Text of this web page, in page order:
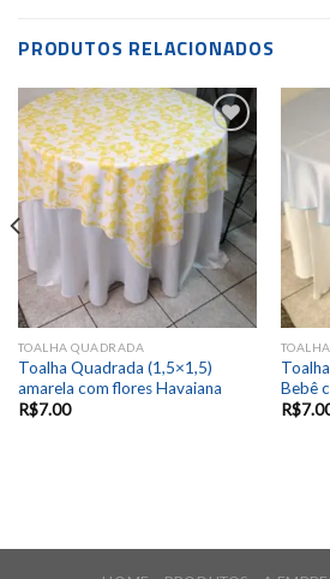
PRODUTOS RELACIONADOS
Add to
wishlist
TOALHA QUADRADA
Toalha Quadrada (1,5×1,5)
amarela com flores Havaiana
R$7.00
Bebê
R$